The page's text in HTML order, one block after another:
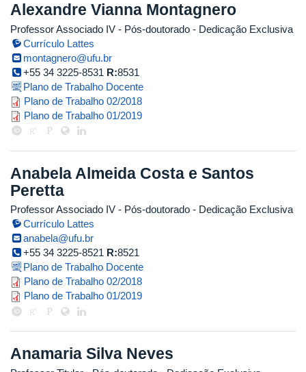
Alexandre Vianna Montagnero
Professor Associado IV - Pós-doutorado - Dedicação Exclusiva
Currículo Lattes
montagnero@ufu.br
+55 34 3225-8531 R:8531
Plano de Trabalho Docente
Plano de Trabalho 02/2018
Plano de Trabalho 01/2019
Anabela Almeida Costa e Santos
Peretta
Professor Associado IV - Pós-doutorado - Dedicação Exclusiva
Currículo Lattes
anabela@ufu.br
+55 34 3225-8521 R:8521
Plano de Trabalho Docente
plano_2018_2.pdf
Plano de Trabalho 02/2018
Plano de Trabalho 01/2019
Anamaria Silva Neves